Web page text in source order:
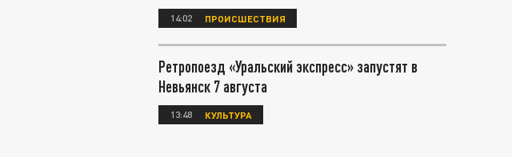
14:02 ПРОИСШЕСТВИЯ
Ретропоезд «Уральский экспресс» запустят в
Невьянск 7 августа
13:48 КУЛЬТУРА